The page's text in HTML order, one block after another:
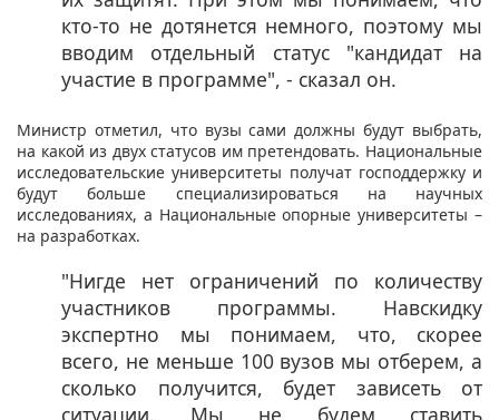
кто-то не дотянется немного, поэтому мы
вводим отдельный статус "кандидат на
участие в программе", - сказал он.
Министр отметил, что вузы сами должны будут выбрать,
на какой из двух статусов им претендовать. Национальные
исследовательские университеты получат господдержку и
будут больше специализироваться на научных
исследованиях, а Национальные опорные университеты –
на разработках.
"Нигде нет ограничений по количеству
участников программы. Навскидку
экспертно мы понимаем, что, скорее
всего, не меньше 100 вузов мы отберем, а
сколько получится, будет зависеть от